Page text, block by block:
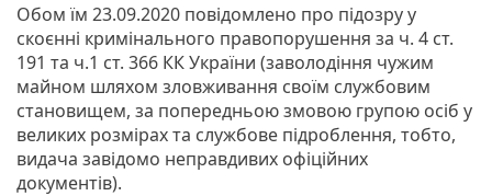
Обом їм 23.09.2020 повідомлено про підозру у
скоєнні кримінального правопорушення за ч. 4 ст.
191 та ч.1 ст. 366 КК України (заволодіння чужим
майном шляхом зловживання своїм службовим
становищем, за попередньою змовою групою осіб у
великих розмірах та службове підроблення, тобто,
видача завідомо неправдивих офіційних
документів).